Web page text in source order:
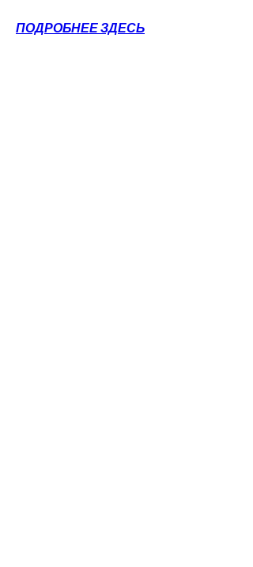
ПОДРОБНЕЕ ЗДЕСЬ